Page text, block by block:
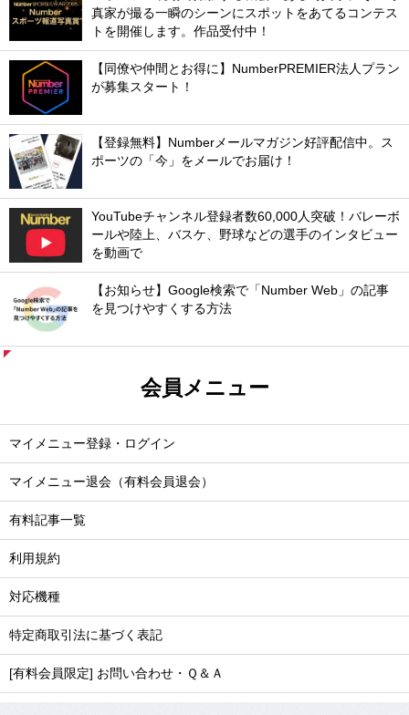
真家が撮る一瞬のシーンにスポットをあてるコンテス
トを開催します。作品受付中！
【同僚や仲間とお得に】NumberPREMIER法人プラン
が募集スタート！
【登録無料】Numberメールマガジン好評配信中。ス
ポーツの「今」をメールでお届け！
YouTubeチャンネル登録者数60,000人突破！バレーボ
ールや陸上、バスケ、野球などの選手のインタビュー
を動画で
【お知らせ】Google検索で「Number Web」の記事
を見つけやすくする方法
会員メニュー
マイメニュー登録・ログイン
マイメニュー退会（有料会員退会）
有料記事一覧
利用規約
対応機種
特定商取引法に基づく表記
[有料会員限定] お問い合わせ・Ｑ＆Ａ